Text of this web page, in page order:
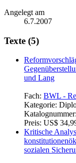
Angelegt am
6.7.2007
Texte (5)
und Lang
Fach: BWL -
Kategorie:
Katalognummer:
Preis: US$
Kritische
sozialen